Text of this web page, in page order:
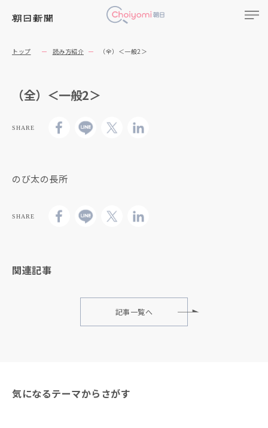
トップ 読み方紹介 （全）＜一般2＞
（全）＜一般2＞
SHARE
のび太の長所
SHARE
関連記事
記事一覧へ
気になるテーマからさがす